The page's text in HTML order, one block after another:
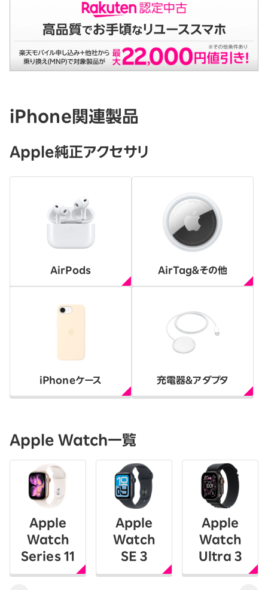
iPhone関連製品
Apple純正アクセサリ
AirPods AirTag＆その他
iPhoneケース 充電器＆アダプタ
Apple Watch一覧
Apple
Watch
Series 11
Apple
Watch
SE 3
Apple
Watch
Ultra 3